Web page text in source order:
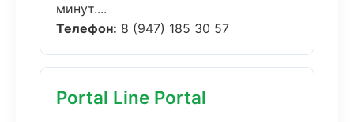
минут....
Телефон: 8 (947) 185 30 57
Portal Line Portal